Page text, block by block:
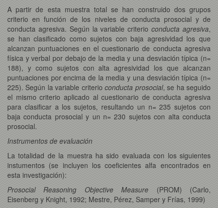
A partir de esta muestra total se han construido dos grupos
criterio en función de los niveles de conducta prosocial y de
conducta agresiva. Según la variable criterioconducta agresiva,
se han clasificado como sujetos con baja agresividad los que
alcanzan puntuaciones en el cuestionario de conducta agresiva
física y verbal por debajo de la media y una desviación típica (n=
188), y como sujetos con alta agresividad los que alcanzan
puntuaciones por encima de la media y una desviación típica (n=
225). Según la variable criterioconducta prosocial, se ha seguido
el mismo criterio aplicado al cuestionario de conducta agresiva
para clasificar a los sujetos, resultando un n= 235 sujetos con
baja conducta prosocial y un n= 230 sujetos con alta conducta
prosocial.
Instrumentos de evaluación
La totalidad de la muestra ha sido evaluada con los siguientes
instumentos (se incluyen los coeficientes alfa encontrados en
esta investigación):
Prosocial Reasoning Objective Measure (PROM) (Carlo,
Eisenberg y Knight, 1992; Mestre, Pérez, Samper y Frías, 1999)